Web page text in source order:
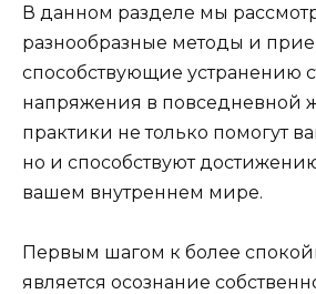
В данном разделе мы
разнообразные методы и
способствующие устранению
напряжения в повседневной
практики не только помогут
но и способствуют
вашем внутреннем мире.
Первым шагом к более
является осознание